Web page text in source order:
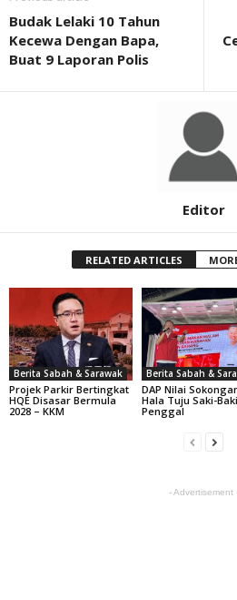
Budak Lelaki 10 Tahun
Kecewa Dengan Bapa,
Buat 9 Laporan Polis
Editor
RELATED ARTICLES
Berita Sabah & Sarawak
Projek Parkir Bertingkat
HQE Disasar Bermula
2028 – KKM
Berita Sabah &
DAP Nilai
Hala Tuju Saki-Baki
Penggal
- Advertisement